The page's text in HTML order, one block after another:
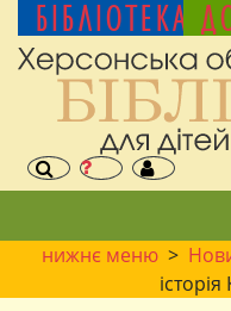
БІБЛІОТЕКА
нижнє меню >